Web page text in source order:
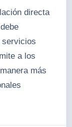
directa
servicios
a los
más